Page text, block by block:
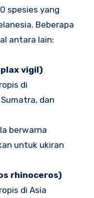
spesies yang
Beberapa
antara lain:
vigil)
di
dan
berwarna
untuk ukiran
rhinoceros)
di Asia